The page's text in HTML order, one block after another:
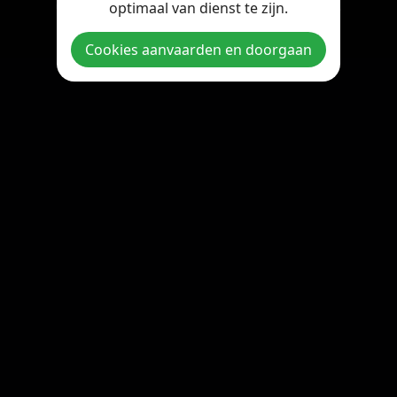
Copyright © 2026 StreamOnline.be. All rights reserved.
optimaal van dienst te zijn.
Cookies aanvaarden en doorgaan